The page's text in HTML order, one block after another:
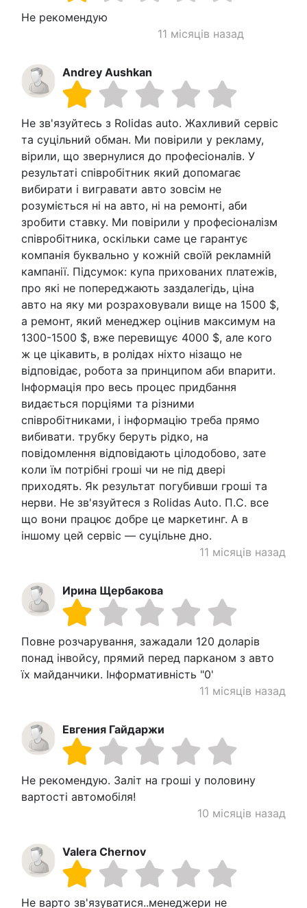
Не рекомендую
11 місяців назад
Andrey Aushkan
Не зв'язуйтесь з Rolidas auto. Жахливий сервіс
та суцільний обман. Ми повірили у рекламу,
вірили, що звернулися до професіоналів. У
результаті співробітник який допомагає
вибирати і вигравати авто зовсім не
розуміється ні на авто, ні на ремонті, аби
зробити ставку. Ми повірили у професіоналізм
співробітника, оскільки саме це гарантує
компанія буквально у кожній своїй рекламній
кампанії. Підсумок: купа прихованих платежів,
про які не попереджають заздалегідь, ціна
авто на яку ми розраховували вище на 1500 $,
а ремонт, який менеджер оцінив максимум на
1300-1500 $, вже перевищує 4000 $, але кого
ж це цікавить, в ролідах ніхто нізащо не
відповідає, робота за принципом аби впарити.
Інформація про весь процес придбання
видається порціями та різними
співробітниками, і інформацію треба прямо
вибивати. трубку беруть рідко, на
повідомлення відповідають цілодобово, зате
коли їм потрібні гроші чи не під двері
приходять. Як результат погубивши гроші та
нерви. Не зв'язуйтеся з Rolidas Auto. П.С. все
що вони працює добре це маркетинг. А в
іншому цей сервіс — суцільне дно.
11 місяців назад
Ирина Щербакова
Повне розчарування, зажадали 120 доларів
понад інвойсу, прямий перед парканом з авто
їх майданчики. Інформативність "0'
11 місяців назад
Евгения Гайдаржи
Не рекомендую. Заліт на гроші у половину
вартості автомобіля!
10 місяців назад
Valera Chernov
Не варто зв'язуватися..менеджери не